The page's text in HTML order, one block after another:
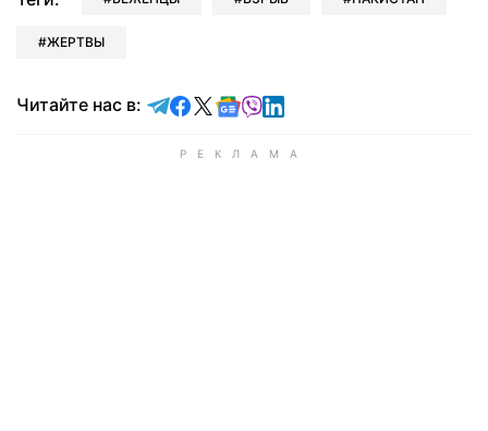
ЖЕРТВЫ
Читайте нас в: Читайте в Telegram
Читайте в Facebook
Читайте в X
Читайте в Google news
Читайте в Viber
Читайте в LinkedIn